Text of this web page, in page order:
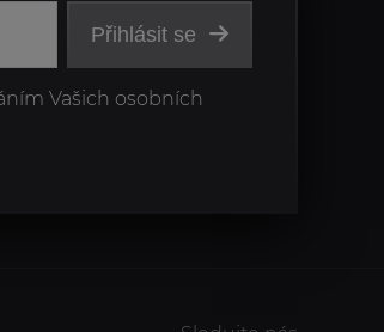
Přihlásit se
Vašich osobních